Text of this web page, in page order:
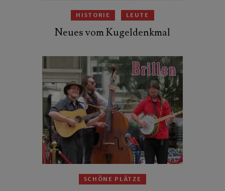
HISTORIE LEUTE
Neues vom Kugeldenkmal
SCHÖNE PLÄTZE